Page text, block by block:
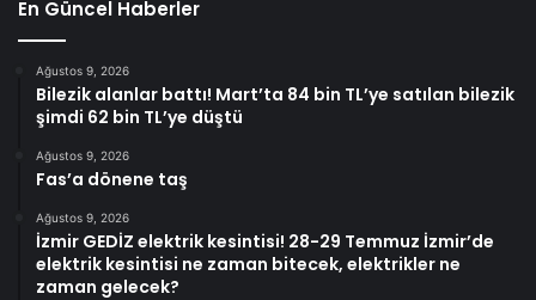
En Güncel Haberler
Ağustos 9, 2026
Bilezik alanlar battı! Mart’ta 84 bin TL’ye satılan bilezik
şimdi 62 bin TL’ye düştü
Ağustos 9, 2026
Fas’a dönene taş
Ağustos 9, 2026
İzmir GEDİZ elektrik kesintisi! 28-29 Temmuz İzmir’de
elektrik kesintisi ne zaman bitecek, elektrikler ne
zaman gelecek?